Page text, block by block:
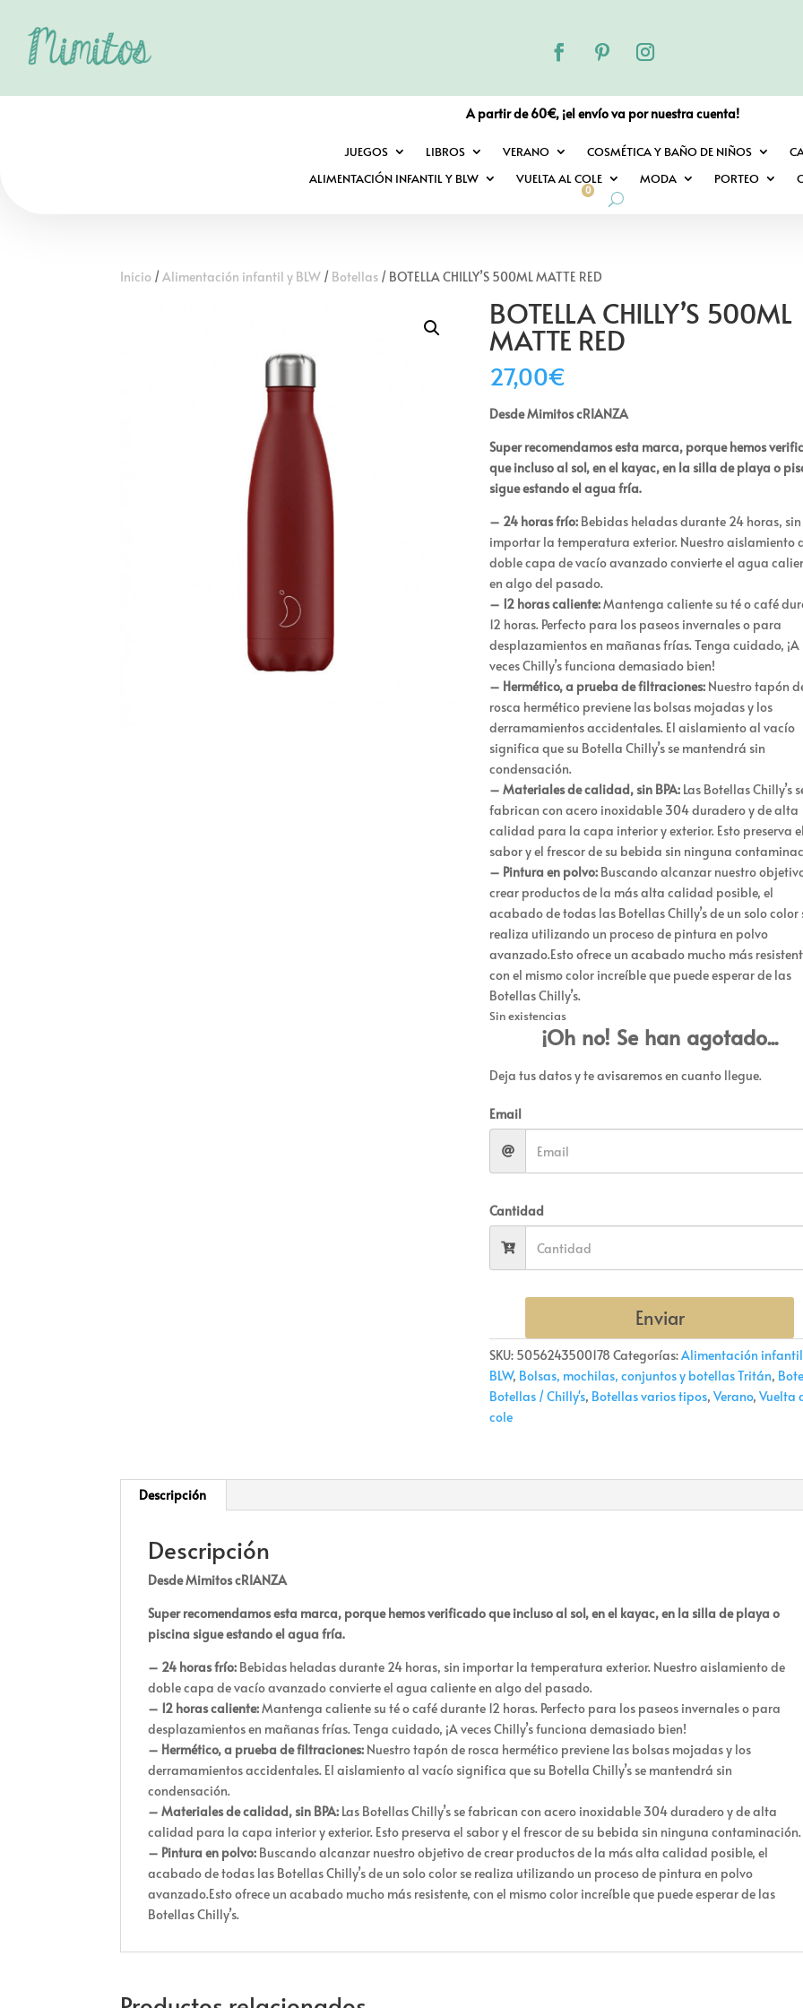
A partir de 60€, ¡el envío va por nuestra cuenta!
JUEGOS LIBROS VERANO COSMÉTICA Y BAÑO DE NIÑOS
ALIMENTACIÓN INFANTIL Y BLW
VUELTA AL COLE MODA PORTEO
0
Inicio /Alimentación infantil y BLW / Botellas / BOTELLA CHILLY’S 500ML MATTE RED
BOTELLA CHILLY’S 500ML
MATTE RED
27,00€
Desde Mimitos cRIANZA
Super recomendamos esta marca, porque hemos
que incluso al sol, en el kayac, en la silla de playa o
sigue estando el agua fría.
– 24 horas frío: Bebidas heladas durante 24 horas, sin
importar la temperatura exterior. Nuestro aislamiento
doble capa de vacío avanzado convierte el agua
en algo del pasado.
– 12 horas caliente:Mantenga caliente su té o café
12 horas. Perfecto para los paseos invernales o para
desplazamientos en mañanas frías. Tenga cuidado, ¡A
veces Chilly’s funciona demasiado bien!
– Hermético, a prueba de filtraciones: Nuestro tapón
rosca hermético previene las bolsas mojadas y los
derramamientos accidentales. El aislamiento al vacío
significa que su Botella Chilly’s se mantendrá sin
condensación.
– Materiales de calidad, sin BPA: Las Botellas Chilly’s
fabrican con acero inoxidable 304 duradero y de alta
calidad para la capa interior y exterior. Esto preserva el
sabor y el frescor de su bebida sin ninguna
– Pintura en polvo: Buscando alcanzar nuestro
crear productos de la más alta calidad posible, el
acabado de todas las Botellas Chilly’s de un solo color
realiza utilizando un proceso de pintura en polvo
avanzado.Esto ofrece un acabado mucho más
con el mismo color increíble que puede esperar de las
Botellas Chilly’s.
Sin existencias
¡Oh no! Se han agotado...
Deja tus datos y te avisaremos en cuanto llegue.
Email
Cantidad
Enviar
SKU: 5056243500178 Categorías:Alimentación
BLW, Bolsas, mochilas, conjuntos y botellas Tritán,
Botellas / Chilly's, Botellas varios tipos,Verano,Vuelta
cole
Descripción
Descripción
Desde Mimitos cRIANZA
Super recomendamos esta marca, porque hemos verificado que incluso al sol, en el kayac, en la silla de playa o
piscina sigue estando el agua fría.
– 24 horas frío: Bebidas heladas durante 24 horas, sin importar la temperatura exterior. Nuestro aislamiento de
doble capa de vacío avanzado convierte el agua caliente en algo del pasado.
– 12 horas caliente:Mantenga caliente su té o café durante 12 horas. Perfecto para los paseos invernales o para
desplazamientos en mañanas frías. Tenga cuidado, ¡A veces Chilly’s funciona demasiado bien!
– Hermético, a prueba de filtraciones: Nuestro tapón de rosca hermético previene las bolsas mojadas y los
derramamientos accidentales. El aislamiento al vacío significa que su Botella Chilly’s se mantendrá sin
condensación.
– Materiales de calidad, sin BPA: Las Botellas Chilly’s se fabrican con acero inoxidable 304 duradero y de alta
calidad para la capa interior y exterior. Esto preserva el sabor y el frescor de su bebida sin ninguna contaminación.
– Pintura en polvo: Buscando alcanzar nuestro objetivo de crear productos de la más alta calidad posible, el
acabado de todas las Botellas Chilly’s de un solo color se realiza utilizando un proceso de pintura en polvo
avanzado.Esto ofrece un acabado mucho más resistente, con el mismo color increíble que puede esperar de las
Botellas Chilly’s.